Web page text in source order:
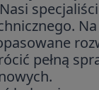
pełną